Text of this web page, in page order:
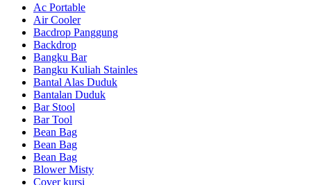
Ac Portable
Air Cooler
Bacdrop Panggung
Backdrop
Bangku Bar
Bangku Kuliah Stainles
Bantal Alas Duduk
Bantalan Duduk
Bar Stool
Bar Tool
Bean Bag
Bean Bag
Bean Bag
Blower Misty
Cover kursi